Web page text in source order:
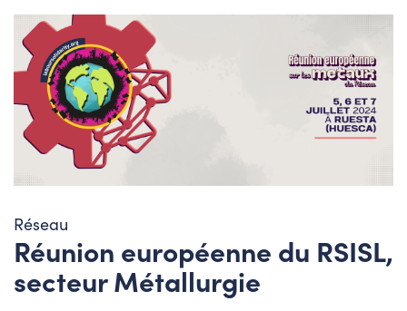
Réseau
Réunion européenne du RSISL,
secteur Métallurgie